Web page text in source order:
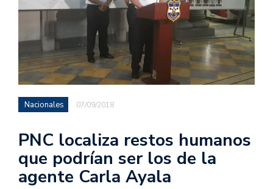
Nacionales 07/09/2018
PNC localiza restos humanos
que podrían ser los de la
agente Carla Ayala